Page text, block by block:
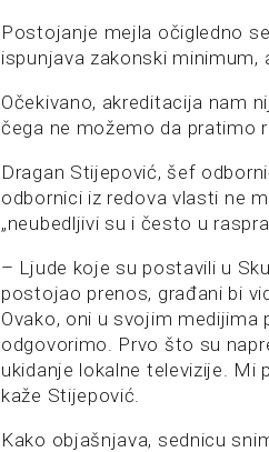
Postojanje mejla očigledno
ispunjava zakonski minimum,
Očekivano, akreditacija nam
čega ne možemo da pratimo
Dragan Stijepović, šef
odbornici iz redova vlasti ne
„neubedljivi su i često u
– Ljude koje su postavili u
postojao prenos, građani bi
Ovako, oni u svojim medijima
odgovorimo. Prvo što su
ukidanje lokalne televizije. Mi
kaže Stijepović.
Kako objašnjava, sednicu